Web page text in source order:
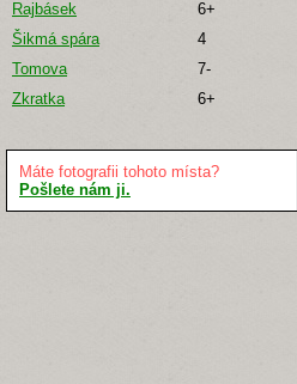
Rajbásek
6+
Šikmá spára
4
Tomova
7-
Zkratka
6+
Máte fotografii tohoto místa?
Pošlete nám ji.